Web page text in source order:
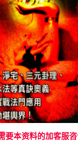
要本资料的加客服